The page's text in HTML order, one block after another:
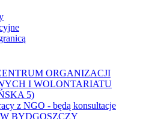
ORGANIZACJI
I WOLONTARIATU
5)
z NGO - będą konsultacje
BYDGOSZCZY